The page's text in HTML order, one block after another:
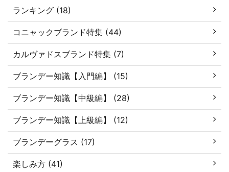
ランキング (18)
コニャックブランド特集 (44)
カルヴァドスブランド特集 (7)
ブランデー知識【入門編】 (15)
ブランデー知識【中級編】 (28)
ブランデー知識【上級編】 (12)
ブランデーグラス (17)
楽しみ方 (41)